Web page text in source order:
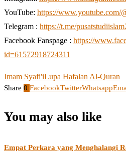
YouTube: https://www.youtube.com/
Telegram : https://t.me/
Facebook Fanspage : https://
id=61572918724311
Imam Syafi'iLupa Hafalan Al-Quran
Share 0 FacebookTwitterWhatsapp
You may also like
Empat Perkara yang Menghalangi